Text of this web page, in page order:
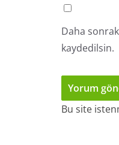
Daha
kaydedilsin.
Bu site